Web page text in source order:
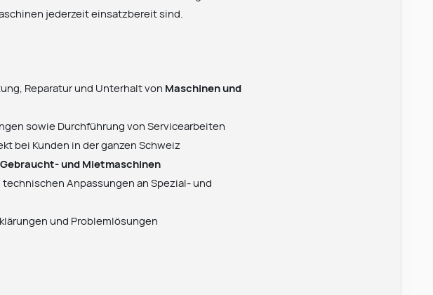
jederzeit einsatzbereit sind.
Reparatur und Unterhalt von Maschinen und
sowie Durchführung von Servicearbeiten
bei Kunden in der ganzen Schweiz
und Mietmaschinen
Anpassungen an Spezial- und
und Problemlösungen